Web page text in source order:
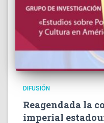
DIFUSIÓN
Reagendada la
imperial